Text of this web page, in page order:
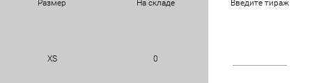
Размер На складе Введите тираж
XS 0